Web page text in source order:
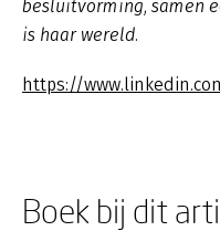
besluitvorming, samen
is haar wereld.
https://
Boek bij dit